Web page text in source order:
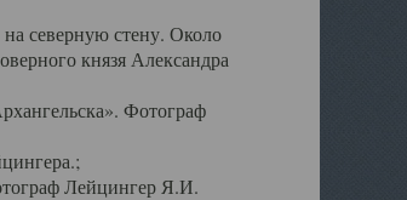
северную стену. Около
князя Александра
Фотограф
Лейцингер Я.И.